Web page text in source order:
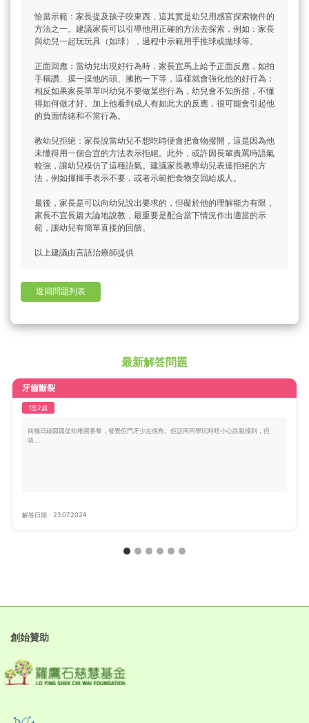
恰當示範：家長提及孩子咬東西，這其實是幼兒用感官探索物件的
方法之一。建議家長可以引導他用正確的方法去探索，例如：家長
與幼兒一起玩玩具（如球），過程中示範用手推球或拋球等。
正面回應：當幼兒出現好行為時，家長宜馬上給予正面反應，如拍
手稱讚、摸一摸他的頭、擁抱一下等，這樣就會強化他的好行為；
相反如果家長單單叫幼兒不要做某些行為，幼兒會不知所措，不懂
得如何做才好。加上他看到成人有如此大的反應，很可能會引起他
的負面情緒和不當行為。
教幼兒拒絕：家長說當幼兒不想吃時便會把食物撥開，這是因為他
未懂得用一個合宜的方法表示拒絕。此外，或許因長輩責罵時語氣
較強，讓幼兒模仿了這種語氣。建議家長教導幼兒表達拒絕的方
法，例如揮揮手表示不要，或者示範把食物交回給成人。
最後，家長是可以向幼兒說出要求的，但礙於他的理解能力有限，
家長不宜長篇大論地說教，最重要是配合當下情況作出適當的示
範，讓幼兒有簡單直接的回饋。
以上建議由言語治療師提供
返回問題列表
最新解答問題
牙齒斷裂
1至2歲
前幾日細囡囡從幼稚園番黎，發覺佢門牙少左個角。佢話同同學玩時唔小心跌親撞到，但
唔.....
解答日期：23.07.2024
創始贊助